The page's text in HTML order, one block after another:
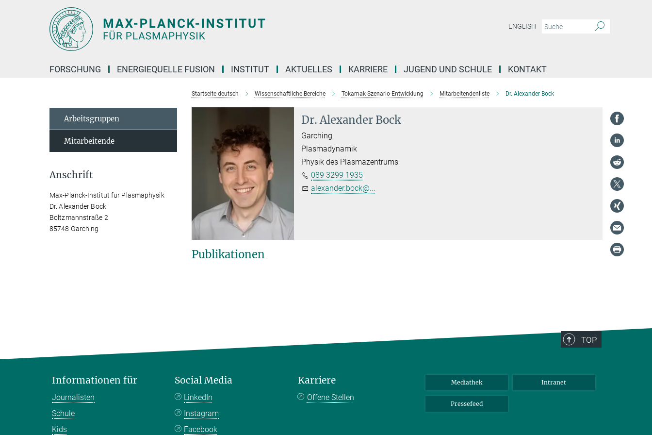
ENGLISH
FORSCHUNG ENERGIEQUELLE FUSION INSTITUT AKTUELLES KARRIERE JUGEND UND SCHULE KONTAKT
Startseite deutsch Wissenschaftliche Bereiche Tokamak-Szenario-Entwicklung Mitarbeitendenliste Dr. Alexander Bock
Dr. Alexander Bock
Garching
Plasmadynamik
Physik des Plasmazentrums
089 3299 1935
alexander.bock@...
Publikationen
Arbeitsgruppen
Mitarbeitende
Anschrift
Max-Planck-Institut für Plasmaphysik
Dr. Alexander Bock
Boltzmannstraße 2
85748 Garching
TOP
Informationen für
Journalisten
Schule
Kids
Social Media
LinkedIn
Instagram
Facebook
Karriere
Offene Stellen
Mediathek Intranet
Pressefeed